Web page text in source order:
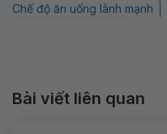
Chế độ ăn uống lành mạnh
Bài viết liên quan